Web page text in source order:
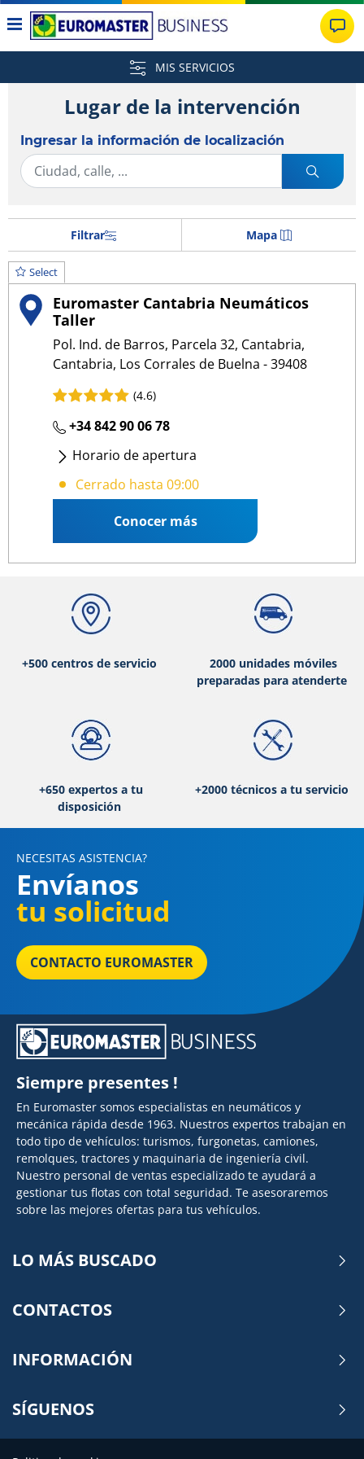
MIS SERVICIOS
Lugar de la intervención
Ingresar la información de localización
Filtrar Mapa
Select
Euromaster Cantabria Neumáticos
Taller
Pol. Ind. de Barros, Parcela 32, Cantabria,
Cantabria, Los Corrales de Buelna - 39408
(4.6)
+34 842 90 06 78
Horario de apertura
Lunes - Viernes: 09:00 13:00
Cerrado hasta 09:00
Conocer más
+500 centros de servicio
2000 unidades móviles
preparadas para atenderte
+650 expertos a tu
disposición
+2000 técnicos a tu servicio
NECESITAS ASISTENCIA?
Envíanos
tu solicitud
CONTACTO EUROMASTER
Siempre presentes !
En Euromaster somos especialistas en neumáticos y
mecánica rápida desde 1963. Nuestros expertos trabajan en
todo tipo de vehículos: turismos, furgonetas, camiones,
remolques, tractores y maquinaria de ingeniería civil.
Nuestro personal de ventas especializado te ayudará a
gestionar tus flotas con total seguridad. Te asesoraremos
sobre las mejores ofertas para tus vehículos.
LO MÁS BUSCADO
CONTACTOS
INFORMACIÓN
SÍGUENOS